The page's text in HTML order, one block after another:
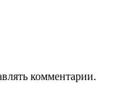
комментарии.